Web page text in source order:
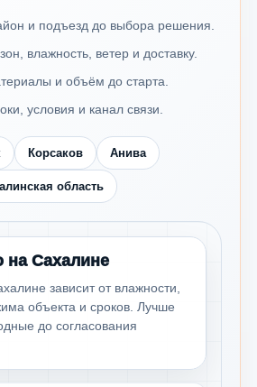
и подъезд до выбора решения.
влажность, ветер и доставку.
и объём до старта.
условия и канал связи.
Корсаков Анива
область
на Сахалине
зависит от влажности,
объекта и сроков. Лучше
до согласования